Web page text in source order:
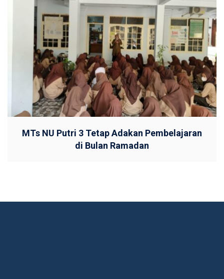
MTs NU Putri 3 Tetap Adakan Pembelajaran
di Bulan Ramadan